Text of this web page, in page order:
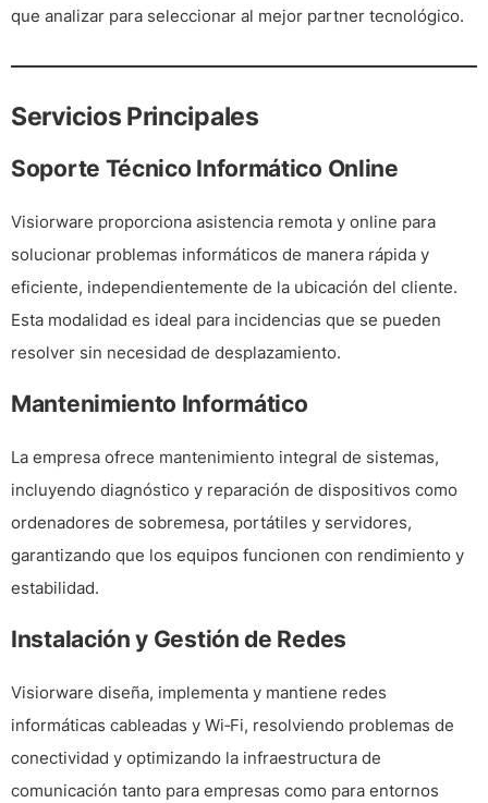
que analizar para seleccionar al mejor partner tecnológico.
Servicios Principales
Soporte Técnico Informático Online
Visiorware proporciona asistencia remota y online para
solucionar problemas informáticos de manera rápida y
eficiente, independientemente de la ubicación del cliente.
Esta modalidad es ideal para incidencias que se pueden
resolver sin necesidad de desplazamiento.
Mantenimiento Informático
La empresa ofrece mantenimiento integral de sistemas,
incluyendo diagnóstico y reparación de dispositivos como
ordenadores de sobremesa, portátiles y servidores,
garantizando que los equipos funcionen con rendimiento y
estabilidad.
Instalación y Gestión de Redes
Visiorware diseña, implementa y mantiene redes
informáticas cableadas y Wi‑Fi, resolviendo problemas de
conectividad y optimizando la infraestructura de
comunicación tanto para empresas como para entornos